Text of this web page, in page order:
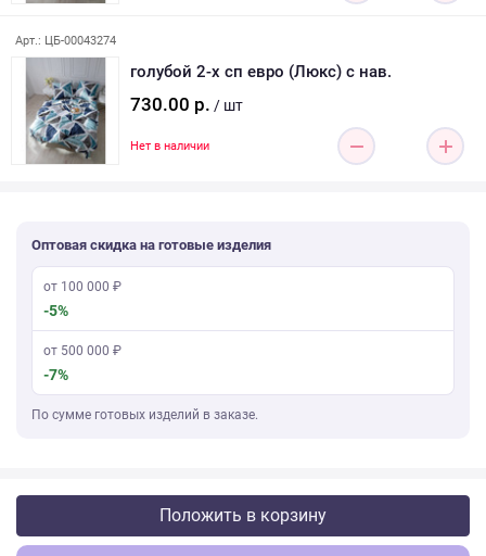
Арт.: ЦБ-00043274
голубой 2-х сп евро (Люкс) с нав.
730.00 р. / шт
Нет в наличии
Оптовая скидка на готовые изделия
от 100 000 ₽
-5%
от 500 000 ₽
-7%
По сумме готовых изделий в заказе.
Положить в корзину